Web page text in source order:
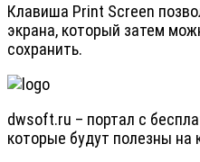
Клавиша Print Screen
экрана, который затем
сохранить.
dwsoft.ru – портал с
которые будут полезны